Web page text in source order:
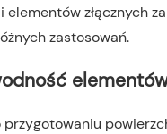
złącznych
zastosowań.